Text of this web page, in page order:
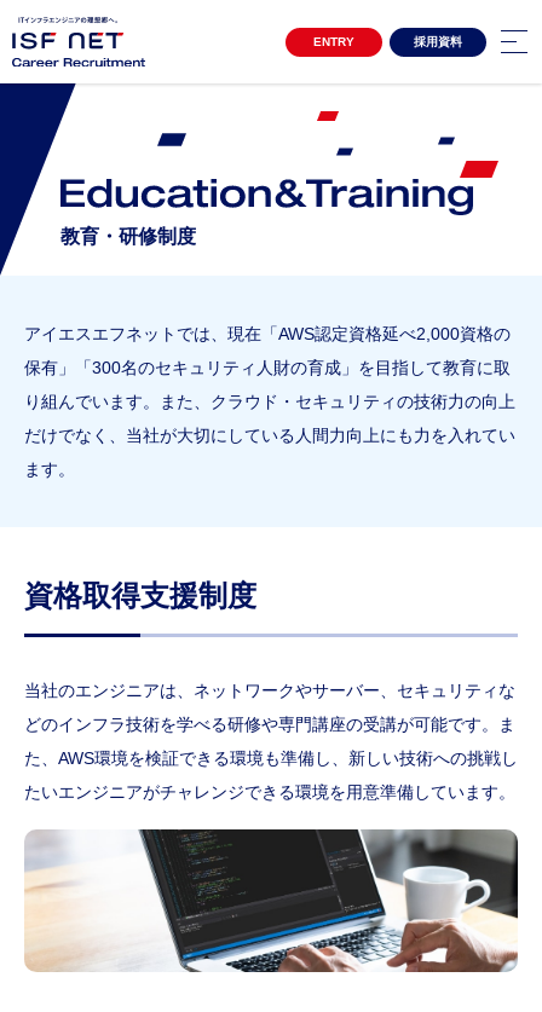
ENTRY 採用資料
キャリア採用サイトTOP
3分でわかるアイエスエフネット
Project Story プロジェクトストーリー
プロジェクトストーリー02
女性活躍推進 自分らしく働き続ける
クロストーク アルムナイ社員×上司
福利厚生
ワークライフバランス
Company 企業情報
会社概要
経営理念/10のビジョン/ISC/DSP
仕事内容
ダウンロード
教育・研修制度
アイエスエフネットでは、現在「AWS認定資格延べ2,000資格の
保有」「300名のセキュリティ人財の育成」を目指して教育に取
り組んでいます。また、クラウド・セキュリティの技術力の向上
だけでなく、当社が大切にしている人間力向上にも力を入れてい
ます。
資格取得支援制度
当社のエンジニアは、ネットワークやサーバー、セキュリティな
どのインフラ技術を学べる研修や専門講座の受講が可能です。ま
た、AWS環境を検証できる環境も準備し、新しい技術への挑戦し
たいエンジニアがチャレンジできる環境を用意準備しています。